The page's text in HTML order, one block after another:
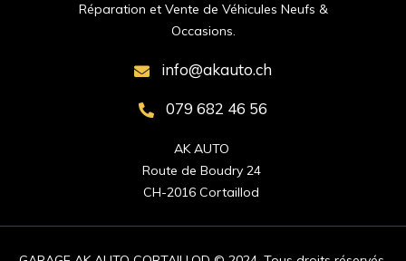
Réparation et Vente de Véhicules Neufs &
Occasions.
info@akauto.ch
079 682 46 56
AK AUTO
Route de Boudry 24
CH-2016 Cortaillod